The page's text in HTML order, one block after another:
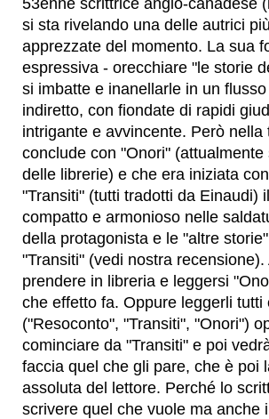
si sta rivelando una delle autrici
apprezzate del momento. La sua
espressiva - orecchiare "le storie
si imbatte e inanellarle in un
indiretto, con fiondate di rapidi
intrigante e avvincente. Però nella
conclude con "Onori" (attualmente
delle librerie) e che era iniziata
"Transiti" (tutti tradotti da Einaudi)
compatto e armonioso nelle
della protagonista e le "altre
"Transiti" (vedi nostra
prendere in libreria e leggersi
che effetto fa. Oppure leggerli tutti
("Resoconto", "Transiti", "Onori")
cominciare da "Transiti" e poi
faccia quel che gli pare, che è poi
assoluta del lettore. Perché lo
scrivere quel che vuole ma anche